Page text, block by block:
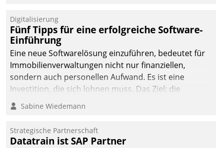
Digitalisierung
Fünf Tipps für eine erfolgreiche Software-
Einführung
Eine neue Softwarelösung einzuführen, bedeutet für
Immobilienverwaltungen nicht nur finanziellen,
sondern auch personellen Aufwand. Es ist eine
Investition, die sich lohnen muss. Das Ziel: die
nachhaltige Optimierung der Geschäftsabläufe. Damit
dieses Ziel erreicht wird, sollten einige Grundregeln
Sabine Wiedemann
Strategische Partnerschaft
Datatrain ist SAP Partner